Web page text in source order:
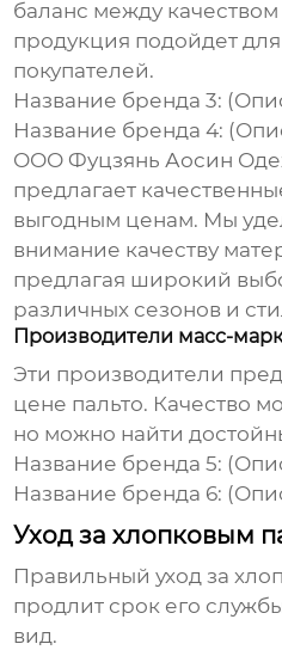
баланс между
продукция подойдет
покупателей.
Название бренда 3:
Название бренда 4:
ООО Фуцзянь Аосин
предлагает
выгодным ценам. Мы
внимание качеству
предлагая широкий
различных сезонов и
Производители масс-
Эти производители
цене пальто. Качество
но можно найти
Название бренда 5:
Название бренда 6:
Уход за хлопковым
Правильный уход за
продлит срок его
вид.